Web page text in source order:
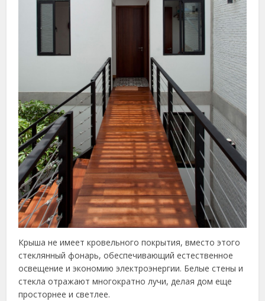
Крыша не имеет кровельного покрытия, вместо этого
стеклянный фонарь, обеспечивающий естественное
освещение и экономию электроэнергии. Белые стены и
стекла отражают многократно лучи, делая дом еще
просторнее и светлее.